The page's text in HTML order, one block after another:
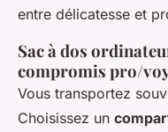
entre délicatesse et
Sac à dos
compromis pro/
Vous transportez
Choisissez un